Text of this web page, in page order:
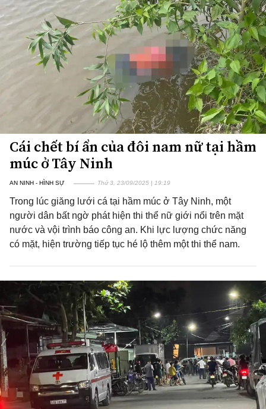
Cái chết bí ẩn của đôi nam nữ tại hầm
múc ở Tây Ninh
AN NINH - HÌNH SỰ Thứ 3, 23/09/2025 | 19:19
Trong lúc giăng lưới cá tại hầm múc ở Tây Ninh, một
người dân bất ngờ phát hiện thi thể nữ giới nổi trên mặt
nước và vội trình báo công an. Khi lực lượng chức năng
có mặt, hiện trường tiếp tục hé lộ thêm một thi thể nam.